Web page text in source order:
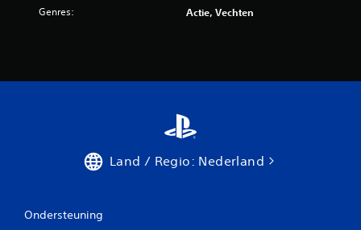
Genres: Actie, Vechten
Land / Regio: Nederland
Ondersteuning